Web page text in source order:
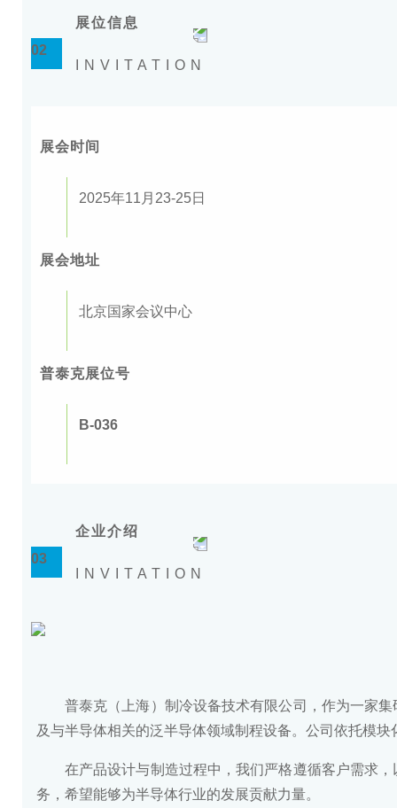
02
展位信息
INVITATION
展会时间
2025年11月23-25日
展会地址
北京国家会议中心
普泰克展位号
B-036
03
企业介绍
INVITATION
普泰克（上海）制冷设备技术有限公司，作为一家
及与半导体相关的泛半导体领域制程设备。公司依托模
在产品设计与制造过程中，我们严格遵循客户需求
务，希望能够为半导体行业的发展贡献力量。